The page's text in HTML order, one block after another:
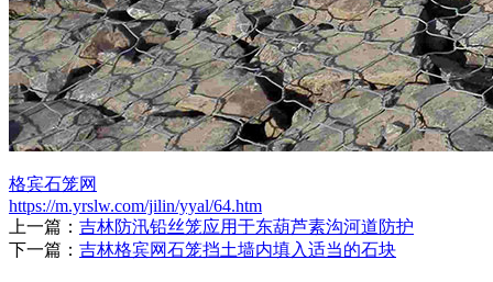
格宾石笼网
https://m.yrslw.com/jilin/yyal/64.htm
上一篇： 吉林防汛铅丝笼应用于东葫芦素沟河道防护
下一篇： 吉林格宾网石笼挡土墙内填入适当的石块